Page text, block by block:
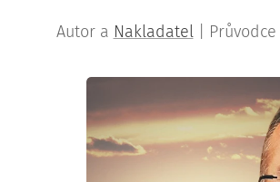
Autor a Nakladatel| Průvodce